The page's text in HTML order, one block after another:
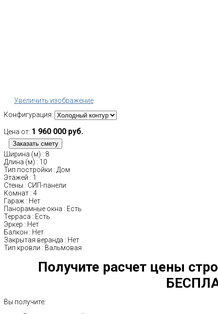
Увеличить изображение
Конфигурация:
Цена от: 1 960 000 руб.
Ширина (м) : 8
Длина (м) : 10
Тип постройки : Дом
Этажей : 1
Стены : СИП-панели
Комнат : 4
Гараж : Нет
Панорамные окна : Есть
Терраса : Есть
Эркер : Нет
Балкон : Нет
Закрытая веранда : Нет
Тип кровли : Вальмовая
Получите расчет цены
Вы получите: